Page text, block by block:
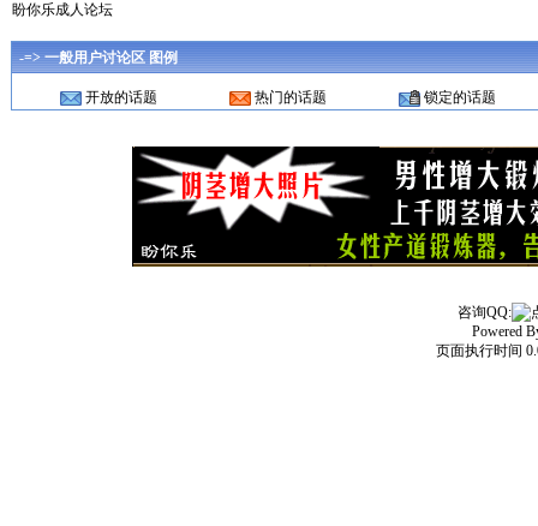
盼你乐成人论坛
-=> 一般用户讨论区 图例
开放的话题 热门的话题 锁定的话题
咨询QQ:
Powered
页面执行时间